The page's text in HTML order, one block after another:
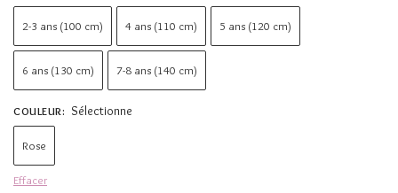
2-3 ans (100 cm) 4 ans (110 cm) 5 ans (120 cm)
6 ans (130 cm) 7-8 ans (140 cm)
COULEUR: Sélectionne
Rose
Effacer